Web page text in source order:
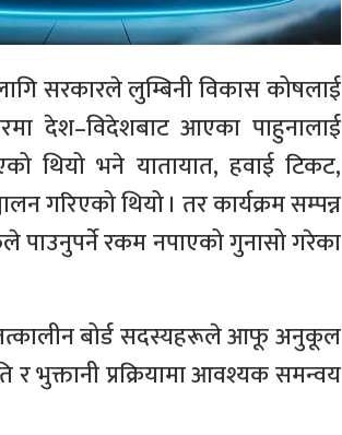
सरकारले लुम्बिनी विकास कोषलाई
देश–विदेशबाट आएका पाहुनालाई
थियो भने यातायात, हवाई टिकट,
गरिएको थियो । तर कार्यक्रम सम्पन्न
रकम नपाएको गुनासो गरेका
बोर्ड सदस्यहरूले आफू अनुकूल
भुक्तानी प्रक्रियामा आवश्यक समन्वय